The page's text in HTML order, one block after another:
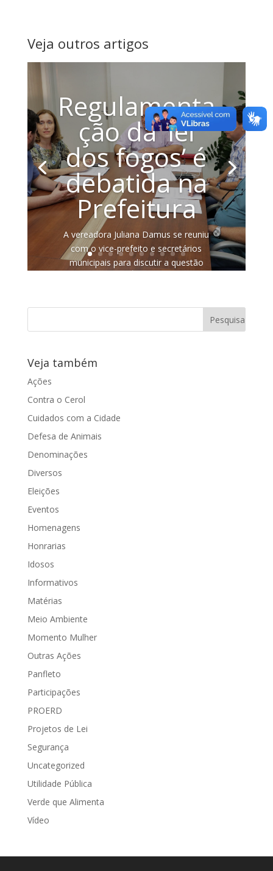
Veja outros artigos
Regulamenta
ção da ‘lei
dos fogos’ é
debatida na
Prefeitura
A vereadora Juliana Damus se reuniu
com o vice-prefeito e secretários
municipais para discutir a questão
Veja também
Ações
Contra o Cerol
Cuidados com a Cidade
Defesa de Animais
Denominações
Diversos
Eleições
Eventos
Homenagens
Honrarias
Idosos
Informativos
Matérias
Meio Ambiente
Momento Mulher
Outras Ações
Panfleto
Participações
PROERD
Projetos de Lei
Segurança
Uncategorized
Utilidade Pública
Verde que Alimenta
Vídeo